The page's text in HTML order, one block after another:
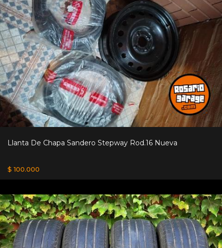
Llanta De Chapa Sandero Stepway Rod.16 Nueva
$ 100.000